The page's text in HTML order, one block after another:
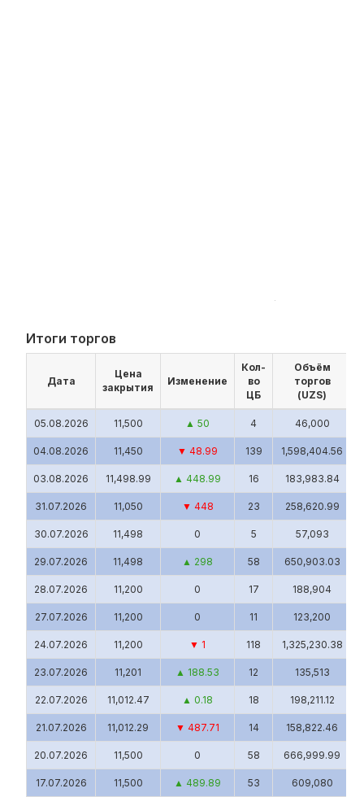
Итоги торгов
Дата
Цена
закрытия
Изменение
Кол-
во
ЦБ
Объём
торгов
(UZS)
05.08.2026 11,500 ▲ 50 4 46,000
04.08.2026 11,450 ▼ 48.99 139 1,598,404.56
03.08.2026 11,498.99 ▲ 448.99 16 183,983.84
31.07.2026 11,050 ▼ 448 23 258,620.99
30.07.2026 11,498 0 5 57,093
29.07.2026 11,498 ▲ 298 58 650,903.03
28.07.2026 11,200 0 17 188,904
27.07.2026 11,200 0 11 123,200
24.07.2026 11,200 ▼ 1 118 1,325,230.38
23.07.2026 11,201 ▲ 188.53 12 135,513
22.07.2026 11,012.47 ▲ 0.18 18 198,211.12
21.07.2026 11,012.29 ▼ 487.71 14 158,822.46
20.07.2026 11,500 0 58 666,999.99
17.07.2026 11,500 ▲ 489.89 53 609,080